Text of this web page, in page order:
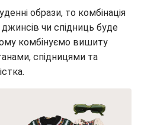
образи, то комбінація
чи спідниць буде
комбінуємо вишиту
спідницями та